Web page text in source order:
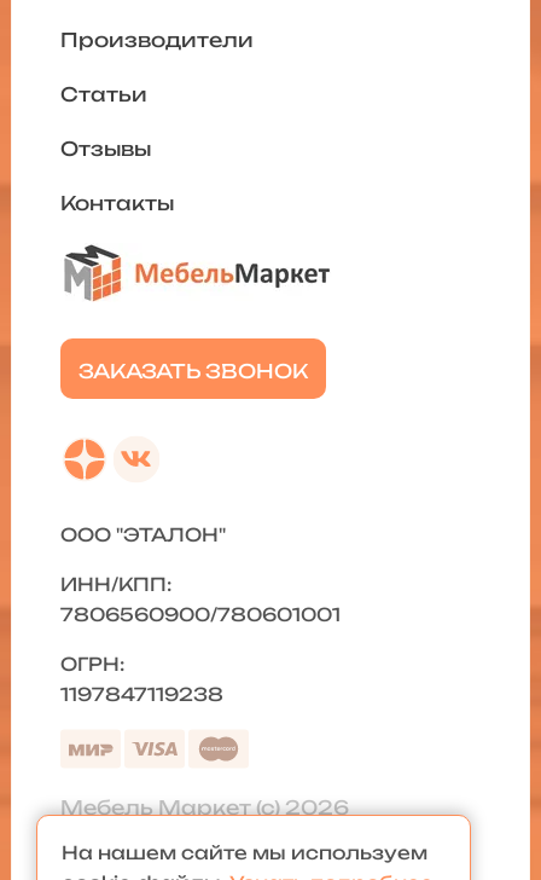
ЗАКАЗАТЬ ЗВОНОК
Производители
Статьи
Отзывы
Контакты
ООО "ЭТАЛОН"
ИНН/КПП:
7806560900/780601001
ОГРН:
1197847119238
Мебель Маркет (с) 2026
Политика конфиденциальности
На нашем сайте мы используем